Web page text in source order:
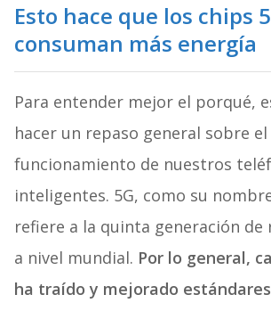
Esto hace que los chips
consuman más energía
Para entender mejor el porqué,
hacer un repaso general sobre el
funcionamiento de nuestros
inteligentes. 5G, como su
refiere a la quinta generación de
a nivel mundial. Por lo general,
ha traído y mejorado